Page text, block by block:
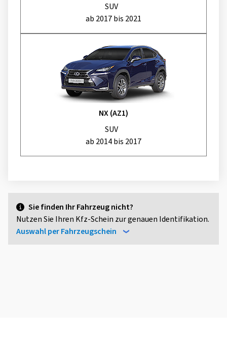
Sie finden Ihr Fahrzeug nicht?
Nutzen Sie Ihren Kfz-Schein zur genauen Identifikation.
Auswahl per Fahrzeugschein
SUV
ab 2017 bis 2021
NX (AZ1)
SUV
ab 2014 bis 2017